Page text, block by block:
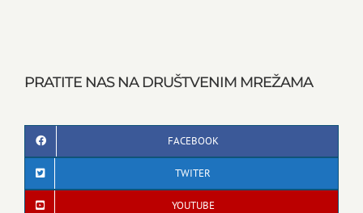
PRATITE NAS NA DRUŠTVENIM MREŽAMA
FACEBOOK
TWITER
YOUTUBE